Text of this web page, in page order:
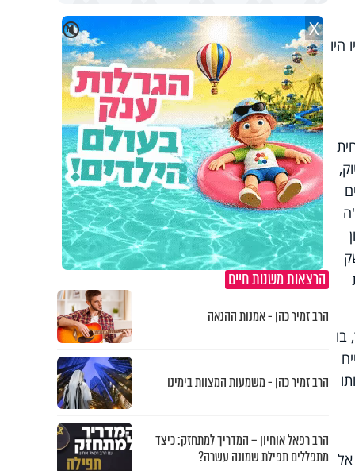
בו
אל
🔇 X
הרצאות משנות חיים
הרב זמיר כהן - אמנות ההנאה
הרב זמיר כהן - משמעות המצוות בימינו
הרב רפאל אוחיון – המדריך למתחזק: כיצד
מתפללים תפילת שמונה עשרה?